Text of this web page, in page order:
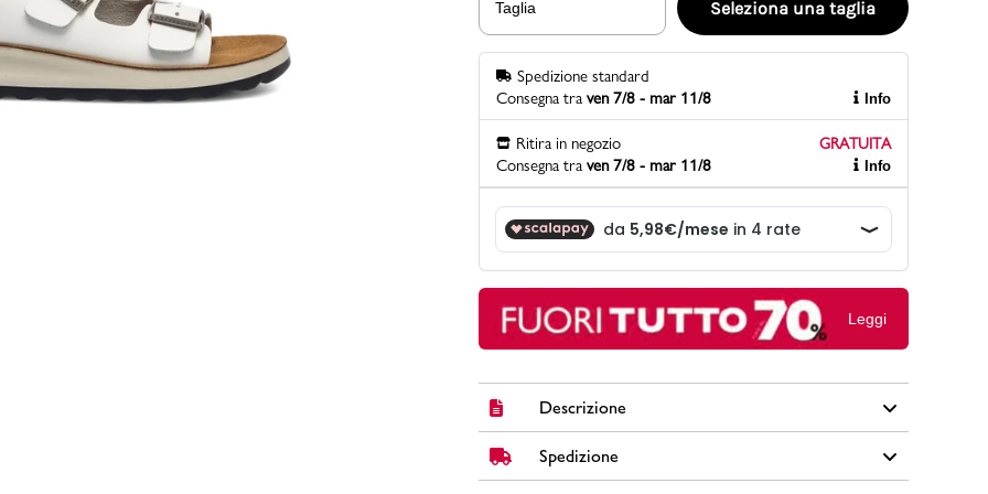
Scopri di più
PittaRosso PittaRosso
Gioco della scarpa al matrimonio e idee
divertenti con le calzature
Taglia Seleziona una taglia
Spedizione standard
Consegna tra ven 7/8 - mar 11/8 Info
Ritira in negozio
GRATUITA
Consegna tra ven 7/8 - mar 11/8 Info
Leggi
Descrizione
Ciabatte da donna Fly Flot in pelle colore bianco con
suola in gomma, sottopiede anatomico in pelle e fasce
Spedizione